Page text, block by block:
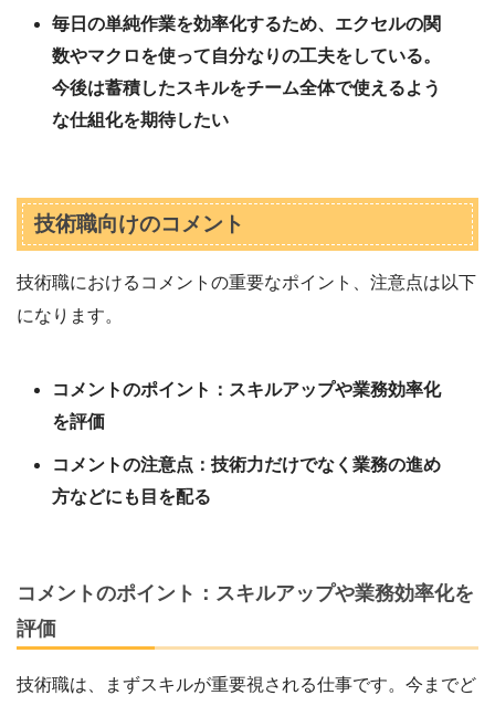
毎日の単純作業を効率化するため、エクセルの関
数やマクロを使って自分なりの工夫をしている。
今後は蓄積したスキルをチーム全体で使えるよう
な仕組化を期待したい
技術職向けのコメント
技術職におけるコメントの重要なポイント、注意点は以下
になります。
コメントのポイント：スキルアップや業務効率化
を評価
コメントの注意点：技術力だけでなく業務の進め
方などにも目を配る
コメントのポイント：スキルアップや業務効率化を
評価
技術職は、まずスキルが重要視される仕事です。今までど